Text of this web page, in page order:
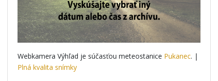
Webkamera Výhľad je súčasťou meteostanice Pukanec. |
Plná kvalita snímky